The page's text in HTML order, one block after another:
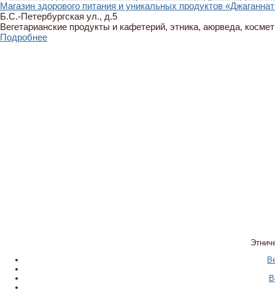
Магазин здорового питания и уникальных продуктов
Б.С.-Петербургская ул., д.5
Вегетарианские продукты и кафетерий, этника, аюрведа,
Подробнее